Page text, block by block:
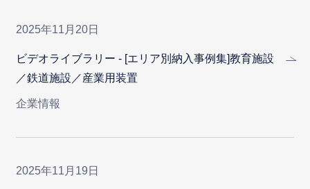
2025年11月20日
ビデオライブラリー - [エリア別納入事例集]教育施設
／鉄道施設／産業用装置
企業情報
2025年11月19日